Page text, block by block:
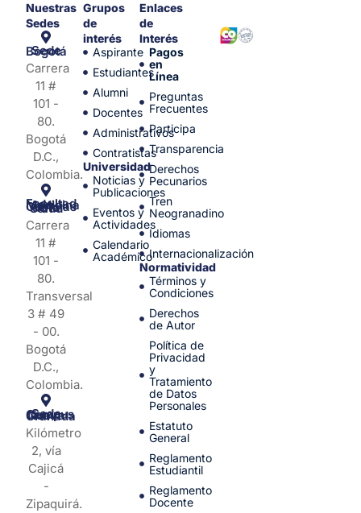
Nuestras
Sedes
Sede Bogotá
Carrera
11 #
101 -
80.
Bogotá
D.C.,
Colombia.
Facultad de Medicina y Ciencias de la Salud
Carrera
11 #
101 -
80.
Transversal
3 # 49
- 00.
Bogotá
D.C.,
Colombia.
Sede Campus Nueva Granada
Kilómetro
2, vía
Cajicá
-
Zipaquirá.
Grupos
de
interés
Aspirante
Estudiantes
Alumni
Docentes
Administrativos
Contratistas
Universidad
Noticias y
Publicaciones
Eventos y
Actividades
Calendario
Académico
Enlaces
de
Interés
Pagos
en
Línea
Preguntas
Frecuentes
Participa
Transparencia
Derechos
Pecunarios
Tren
Neogranadino
Idiomas
Internacionalización
Normatividad
Términos y
Condiciones
Derechos
de Autor
Política de
Privacidad
y
Tratamiento
de Datos
Personales
Estatuto
General
Reglamento
Estudiantil
Reglamento
Docente